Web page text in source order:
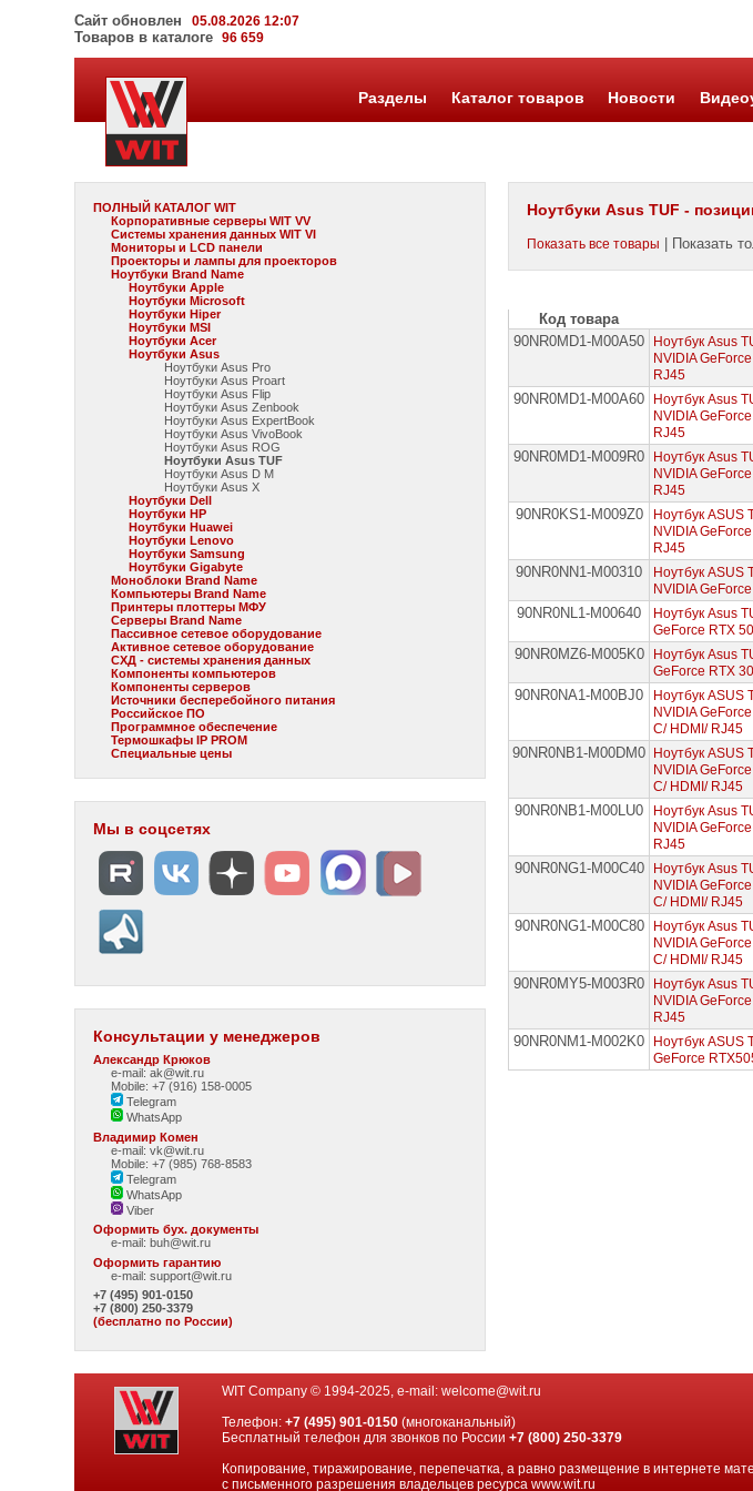
Сайт обновлен 05.08.2026 12:07
Товаров в каталоге96 659
Разделы Каталог товаров Новости
ПОЛНЫЙ КАТАЛОГ WIT
Корпоративные серверы WIT VV
Системы хранения данных WIT VI
Мониторы и LCD панели
Проекторы и лампы для проекторов
Ноутбуки Brand Name
Ноутбуки Apple
Ноутбуки Microsoft
Ноутбуки Hiper
Ноутбуки MSI
Ноутбуки Acer
Ноутбуки Asus
Ноутбуки Asus Pro
Ноутбуки Asus Proart
Ноутбуки Asus Flip
Ноутбуки Asus Zenbook
Ноутбуки Asus ExpertBook
Ноутбуки Asus VivoBook
Ноутбуки Asus ROG
Ноутбуки Asus TUF
Ноутбуки Asus D M
Ноутбуки Asus X
Ноутбуки Dell
Ноутбуки HP
Ноутбуки Huawei
Ноутбуки Lenovo
Ноутбуки Samsung
Ноутбуки Gigabyte
Моноблоки Brand Name
Компьютеры Brand Name
Принтеры плоттеры МФУ
Серверы Brand Name
Пассивное сетевое оборудование
Активное сетевое оборудование
СХД - системы хранения данных
Компоненты компьютеров
Компоненты серверов
Источники бесперебойного питания
Российское ПО
Программное обеспечение
Термошкафы IP PROM
Специальные цены
Мы в соцсетях
Консультации у менеджеров
Александр Крюков
e-mail: ak@wit.ru
Mobile: +7 (916) 158-0005
Telegram
WhatsApp
Владимир Комен
e-mail: vk@wit.ru
Mobile: +7 (985) 768-8583
Telegram
WhatsApp
Viber
Оформить бух. документы
e-mail:buh@wit.ru
Оформить гарантию
e-mail:support@wit.ru
+7 (495) 901-0150
+7 (800) 250-3379
(бесплатно по России)
Ноутбуки Asus TUF -
Показать все товары | Показать
Код товара
90NR0MD1-M00A50
Ноутбук Asus
NVIDIA
RJ45
90NR0MD1-M00A60
Ноутбук Asus
NVIDIA
RJ45
90NR0MD1-M009R0
Ноутбук Asus
NVIDIA
RJ45
90NR0KS1-M009Z0
Ноутбук ASUS
NVIDIA
RJ45
90NR0NN1-M00310
Ноутбук ASUS
NVIDIA
90NR0NL1-M00640
Ноутбук Asus
GeForce RTX
90NR0MZ6-M005K0
Ноутбук Asus
GeForce RTX
90NR0NA1-M00BJ0
Ноутбук ASUS
NVIDIA
C/ HDMI/ RJ45
90NR0NB1-M00DM0
Ноутбук ASUS
NVIDIA
C/ HDMI/ RJ45
90NR0NB1-M00LU0
Ноутбук Asus
NVIDIA
RJ45
90NR0NG1-M00C40
Ноутбук Asus
NVIDIA
C/ HDMI/ RJ45
90NR0NG1-M00C80
Ноутбук Asus
NVIDIA
C/ HDMI/ RJ45
90NR0MY5-M003R0
Ноутбук Asus
NVIDIA
RJ45
90NR0NM1-M002K0
Ноутбук ASUS
GeForce
WIT Company © 1994-2025, e-mail: welcome@wit.ru
Телефон:+7 (495) 901-0150 (многоканальный)
Бесплатный телефон для звонков по России+7 (800) 250-3379
Копирование, тиражирование, перепечатка, а равно размещение в интернете
с письменного разрешения владельцев ресурса www.wit.ru